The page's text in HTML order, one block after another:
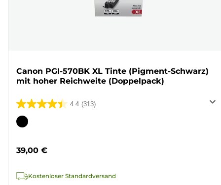
Canon PGI-570BK XL Tinte (Pigment-Schwarz)
mit hoher Reichweite (Doppelpack)
4.4 (313)
4.4
von
313
Farbpatrone
39,00 €
Kostenloser Standardversand